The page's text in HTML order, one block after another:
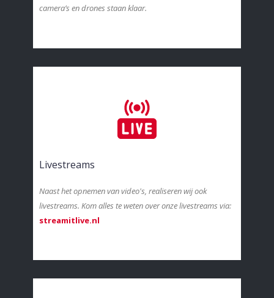
camera’s en drones staan klaar.
Livestreams
Naast het opnemen van video's, realiseren wij ook
livestreams. Kom alles te weten over onze livestreams via:
streamitlive.nl